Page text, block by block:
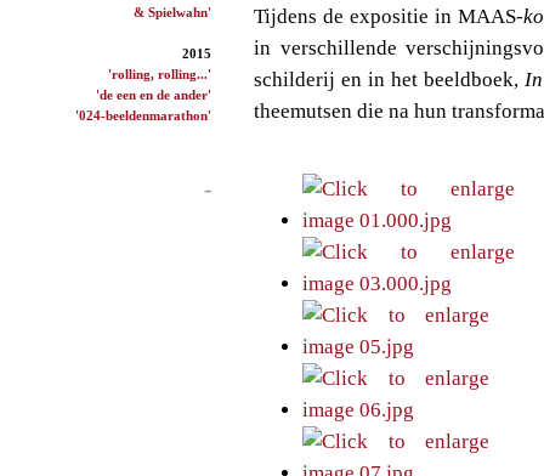
& Spielwahn'
2015
'rolling, rolling...'
'de een en de ander'
'024-beeldenmarathon'
Tijdens de expositie in MAAS-
in verschillende
schilderij en in het beeldboek,
theemutsen die na hun